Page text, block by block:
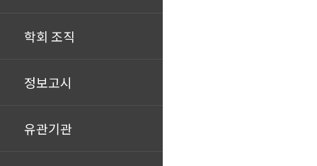
학회 조직
정보고시
유관기관